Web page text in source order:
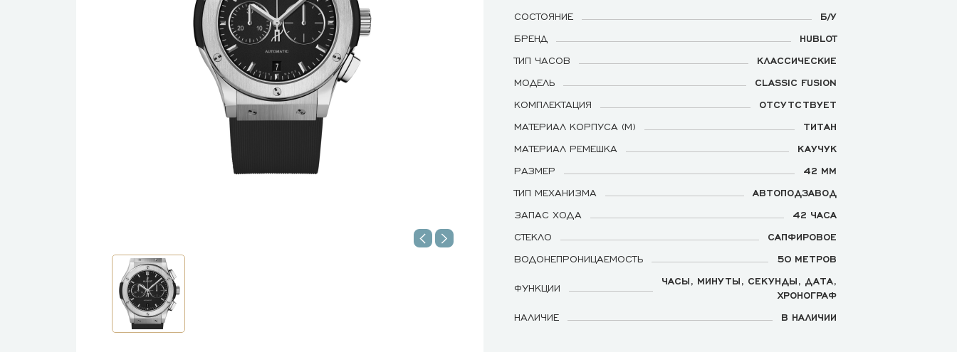
СОСТОЯНИЕ
Б/У
БРЕНД
HUBLOT
ТИП ЧАСОВ
КЛАССИЧЕСКИЕ
МОДЕЛЬ
CLASSIC FUSION
КОМПЛЕКТАЦИЯ
ОТСУТСТВУЕТ
МАТЕРИАЛ КОРПУСА (М)
ТИТАН
МАТЕРИАЛ РЕМЕШКА
КАУЧУК
РАЗМЕР
42 ММ
ТИП МЕХАНИЗМА
АВТОПОДЗАВОД
ЗАПАС ХОДА
42 ЧАСА
СТЕКЛО
САПФИРОВОЕ
ВОДОНЕПРОНИЦАЕМОСТЬ
50 МЕТРОВ
ФУНКЦИИ
ЧАСЫ, МИНУТЫ, СЕКУНДЫ, ДАТА,
ХРОНОГРАФ
НАЛИЧИЕ
В НАЛИЧИИ